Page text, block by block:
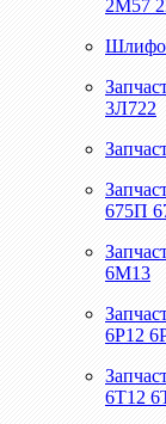
2М57
3Л722
675П
6М13
6Р12
6Т12